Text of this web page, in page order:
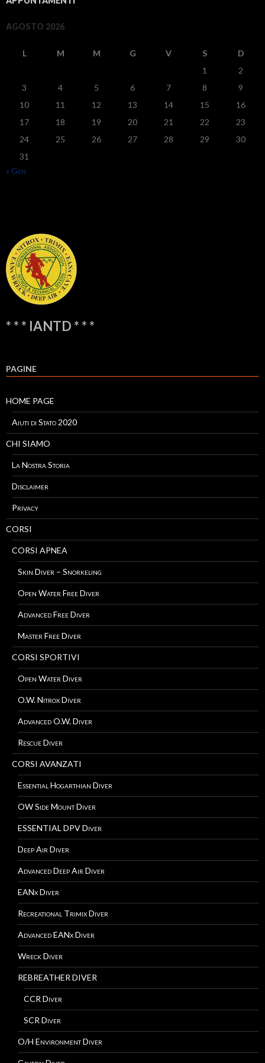
AGOSTO 2026
L M M G V S
D
1
2
3
4 5 6 7 8
9
10
11 12 13 14 15
16
17
18 19 20 21 22
23
24
25 26 27 28 29
30
31
« Gen
* * * IANTD * * *
PAGINE
HOME PAGE
Aiuti di Stato 2020
CHI SIAMO
La Nostra Storia
Disclaimer
Privacy
CORSI
CORSI APNEA
Skin Diver – Snorkeling
Open Water Free Diver
Advanced Free Diver
Master Free Diver
CORSI SPORTIVI
Open Water Diver
O.W. Nitrox Diver
Advanced O.W. Diver
Rescue Diver
CORSI AVANZATI
Essential Hogarthian Diver
OW Side Mount Diver
ESSENTIAL DPV Diver
Deep Air Diver
Advanced Deep Air Diver
EANx Diver
Recreational Trimix Diver
Advanced EANx Diver
Wreck Diver
REBREATHER DIVER
CCR Diver
SCR Diver
O/H Environment Diver